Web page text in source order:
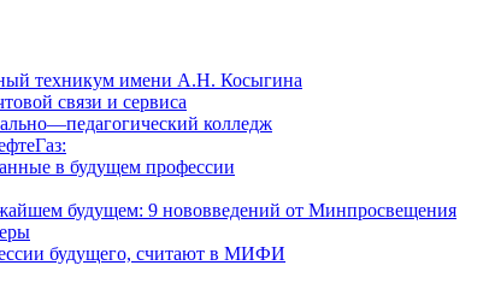
техникум имени А.Н. Косыгина
связи и сервиса
колледж
в будущем профессии
будущем: 9 нововведений от Минпросвещения
будущего, считают в МИФИ